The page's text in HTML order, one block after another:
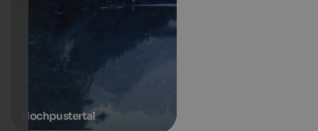
Hochpustertal